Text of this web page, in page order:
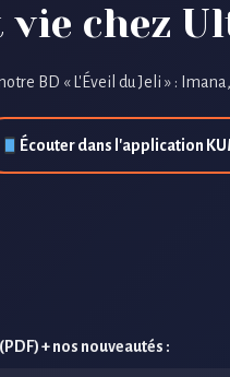
vie chez
BD « L'Éveil du Jeli » :
Écouter dans l'application
+ nos nouveautés :